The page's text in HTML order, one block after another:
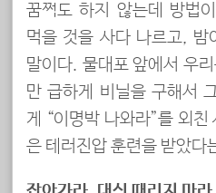
꿈쩍도 하지 않는데 방법
먹을 것을 사다 나르고, 밤
말이다. 물대포 앞에서 우
만 급하게 비닐을 구해서
게 “이명박 나와라”를 외
은 테러진압 훈련을 받았다